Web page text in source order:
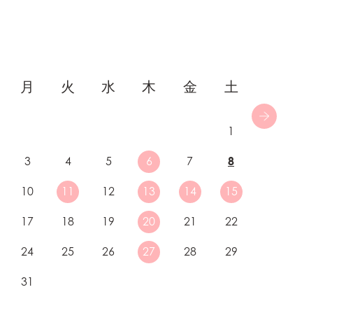
月 火 水 木 金 土
1
3 4 5 6 7 8
10 11 12 13 14 15
17 18 19 20 21 22
24 25 26 27 28 29
31